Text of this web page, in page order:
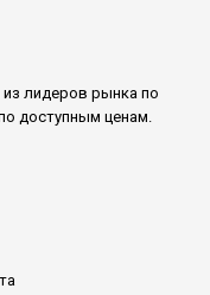
лидеров рынка по
доступным ценам.